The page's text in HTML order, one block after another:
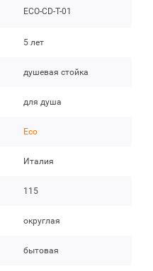
ECO-CD-T-01
5 лет
душевая стойка
для душа
Eco
Италия
115
округлая
бытовая